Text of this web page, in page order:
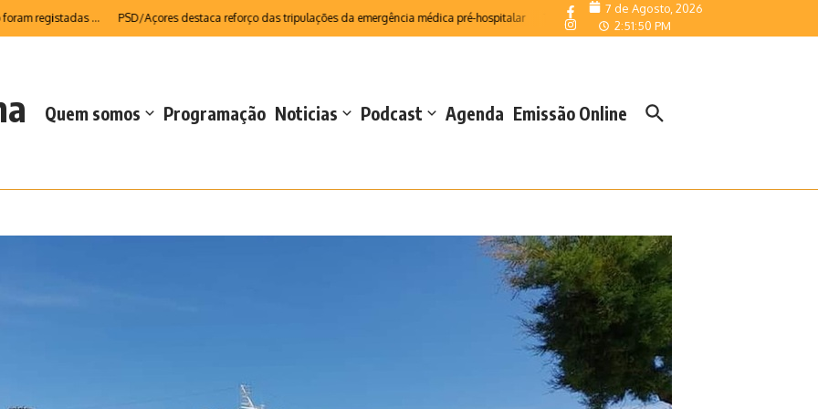
registadas ... PSD/Açores destaca reforço das tripulações da emergência médica pré-hospitalar Telemonitorização reforça resposta das Salas de
7 de Agosto, 2026
2:51:52 PM
Quem somos Programação Noticias Podcast Agenda Emissão Online